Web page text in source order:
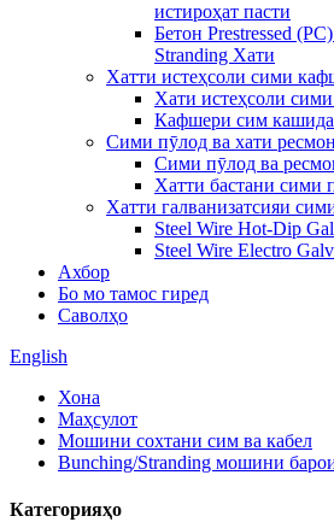
истироҳат пасти
Бетон Prestressed
Stranding Хати
Хатти истеҳсоли сими
Хати истеҳсоли
Кафшери сим
Сими пӯлод ва хати ресмон
Сими пӯлод ва
Хатти бастани сими
Хатти галванизатсияи
Steel Wire Hot-Dip
Steel Wire Electro
Ахбор
Бо мо тамос гиред
Саволҳо
English
Хона
Маҳсулот
Мошини сохтани сим ва кабел
Bunching/Stranding мошини
Категорияҳо